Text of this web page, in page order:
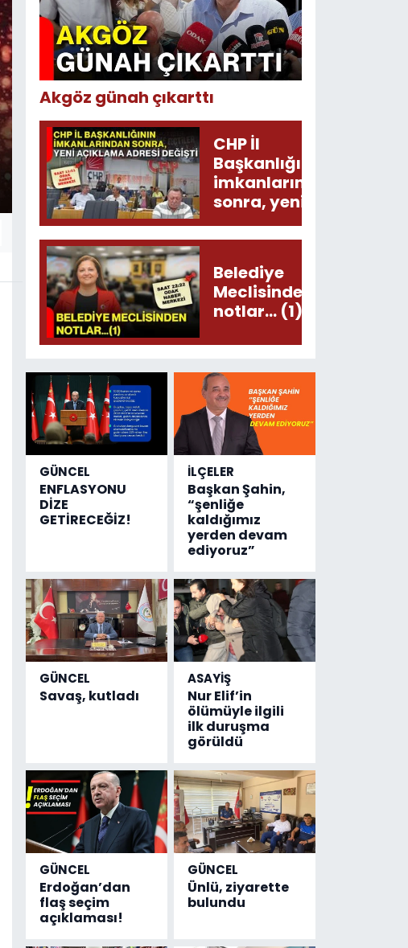
Akgöz günah çıkarttı
CHP İl
Başkanlığının
imkanlarından
sonra, yeni
açıklama
adresi değişti!
Belediye
Meclisinden
notlar... (1)
GÜNCEL
ENFLASYONU
DİZE
GETİRECEĞİZ!
İLÇELER
Başkan Şahin,
“şenliğe
kaldığımız
yerden devam
ediyoruz”
GÜNCEL
Savaş, kutladı
ASAYİŞ
Nur Elif’in
ölümüyle ilgili
ilk duruşma
görüldü
GÜNCEL
Erdoğan’dan
flaş seçim
açıklaması!
GÜNCEL
Ünlü, ziyarette
bulundu